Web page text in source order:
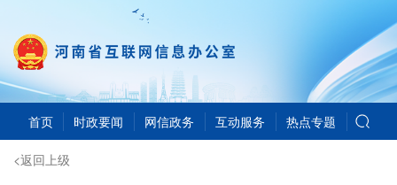
首页 时政要闻 网信政务 互动服务 热点专题
<返回上级